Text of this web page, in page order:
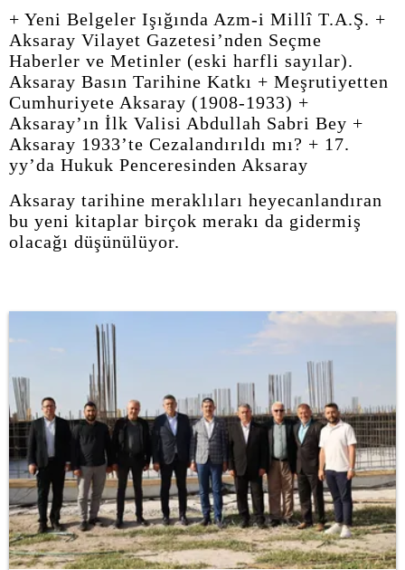
+ Yeni Belgeler Işığında Azm-i Millî T.A.Ş. +
Aksaray Vilayet Gazetesi’nden Seçme
Haberler ve Metinler (eski harfli sayılar).
Aksaray Basın Tarihine Katkı + Meşrutiyetten
Cumhuriyete Aksaray (1908-1933) +
Aksaray’ın İlk Valisi Abdullah Sabri Bey +
Aksaray 1933’te Cezalandırıldı mı? + 17.
yy’da Hukuk Penceresinden Aksaray
Aksaray tarihine meraklıları heyecanlandıran
bu yeni kitaplar birçok merakı da gidermiş
olacağı düşünülüyor.